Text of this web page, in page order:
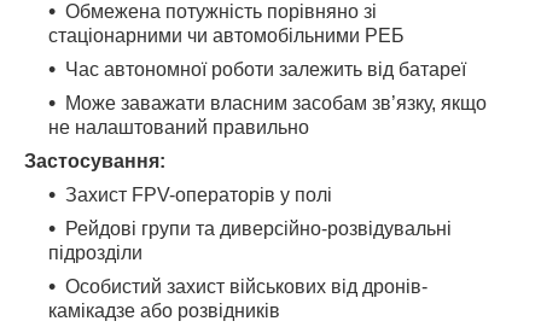
Обмежена потужність порівняно зі
стаціонарними чи автомобільними РЕБ
Час автономної роботи залежить від батареї
Може заважати власним засобам зв’язку, якщо
не налаштований правильно
Застосування:
Захист FPV-операторів у полі
Рейдові групи та диверсійно-розвідувальні
підрозділи
Особистий захист військових від дронів-
камікадзе або розвідників